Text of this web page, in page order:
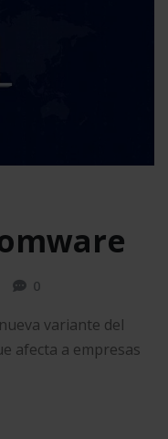
0
variante del
afecta a empresas